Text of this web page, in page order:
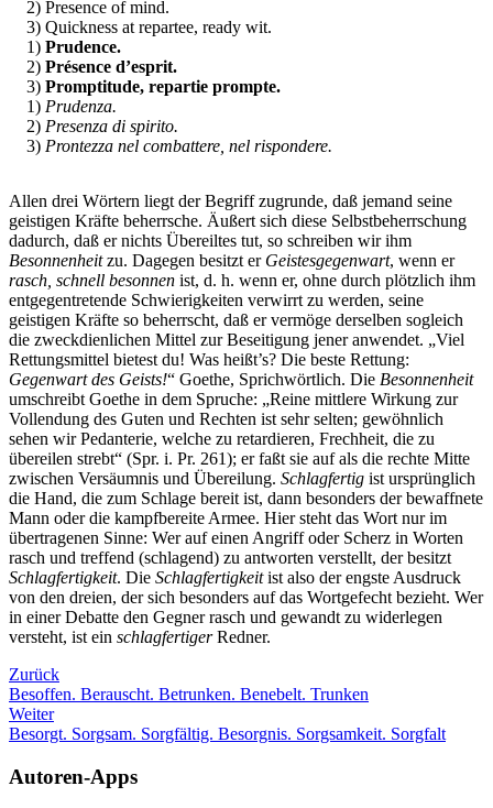
2) Presence of mind.
3) Quickness at repartee, ready wit.
1) Prudence.
2) Présence d’esprit.
3) Promptitude, repartie prompte.
1) Prudenza.
2) Presenza di spirito.
3) Prontezza nel combattere, nel rispondere.
Allen drei Wörtern liegt der Begriff zugrunde, daß jemand seine
geistigen Kräfte beherrsche. Äußert sich diese Selbstbeherrschung
dadurch, daß er nichts Übereiltes tut, so schreiben wir ihm
Besonnenheitzu. Dagegen besitzt er Geistesgegenwart, wenn er
rasch, schnell besonnen ist, d. h. wenn er, ohne durch plötzlich ihm
entgegentretende Schwierigkeiten verwirrt zu werden, seine
geistigen Kräfte so beherrscht, daß er vermöge derselben sogleich
die zweckdienlichen Mittel zur Beseitigung jener anwendet. „Viel
Rettungsmittel bietest du! Was heißt’s? Die beste Rettung:
Gegenwart des Geists!“ Goethe, Sprichwörtlich. Die Besonnenheit
umschreibt Goethe in dem Spruche: „Reine mittlere Wirkung zur
Vollendung des Guten und Rechten ist sehr selten; gewöhnlich
sehen wir Pedanterie, welche zu retardieren, Frechheit, die zu
übereilen strebt“ (Spr. i. Pr. 261); er faßt sie auf als die rechte Mitte
zwischen Versäumnis und Übereilung. Schlagfertig ist ursprünglich
die Hand, die zum Schlage bereit ist, dann besonders der bewaffnete
Mann oder die kampfbereite Armee. Hier steht das Wort nur im
übertragenen Sinne: Wer auf einen Angriff oder Scherz in Worten
rasch und treffend (schlagend) zu antworten verstellt, der besitzt
Schlagfertigkeit. Die Schlagfertigkeitist also der engste Ausdruck
von den dreien, der sich besonders auf das Wortgefecht bezieht. Wer
in einer Debatte den Gegner rasch und gewandt zu widerlegen
versteht, ist ein schlagfertigerRedner.
Zurück
Besoffen. Berauscht. Betrunken. Benebelt. Trunken
Weiter
Besorgt. Sorgsam. Sorgfältig. Besorgnis. Sorgsamkeit. Sorgfalt
Autoren-Apps